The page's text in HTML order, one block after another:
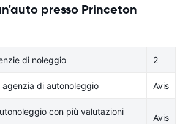
presso Princeton
di noleggio 2
agenzia di autonoleggio Avis
con più valutazioni
Avis